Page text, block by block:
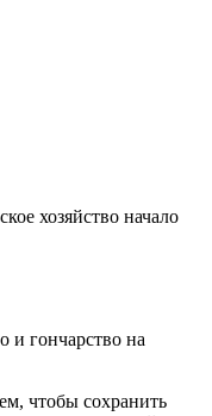
хозяйство начало
и гончарство на
чтобы сохранить